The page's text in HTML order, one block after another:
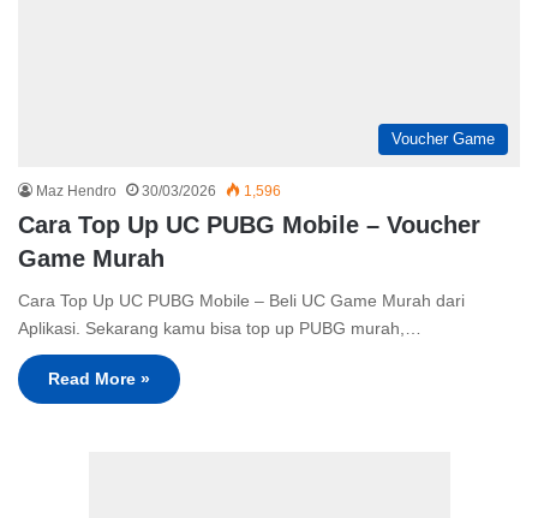
Voucher Game
Maz Hendro 30/03/2026 1,596
Cara Top Up UC PUBG Mobile – Voucher
Game Murah
Cara Top Up UC PUBG Mobile – Beli UC Game Murah dari
Aplikasi. Sekarang kamu bisa top up PUBG murah,…
Read More »